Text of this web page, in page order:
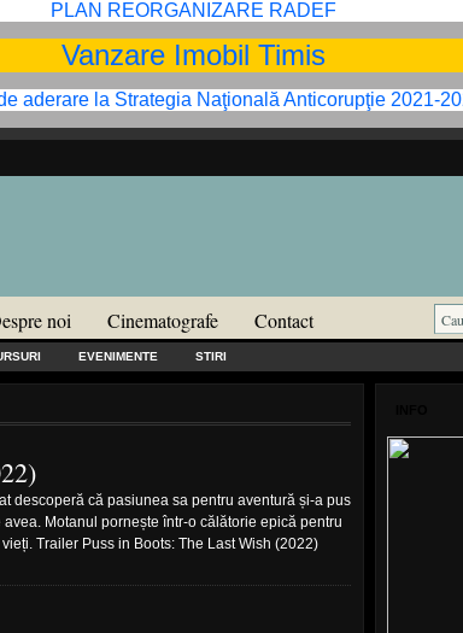
PLAN REORGANIZARE RADEF
Vanzare Imobil Timis
aderare la Strategia Naţională Anticorupţie 2021-
noi Cinematografe Contact
EVENIMENTE STIRI
descoperă că pasiunea sa pentru aventură și-a pus
Motanul pornește într-o călătorie epică pentru
Trailer Puss in Boots: The Last Wish (2022)